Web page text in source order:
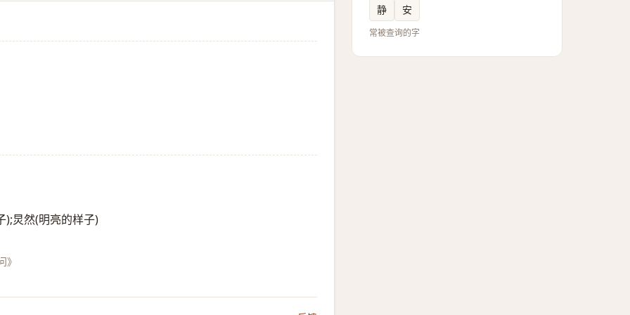
炅然(明亮的样子)
》
静 安
常被查询的字